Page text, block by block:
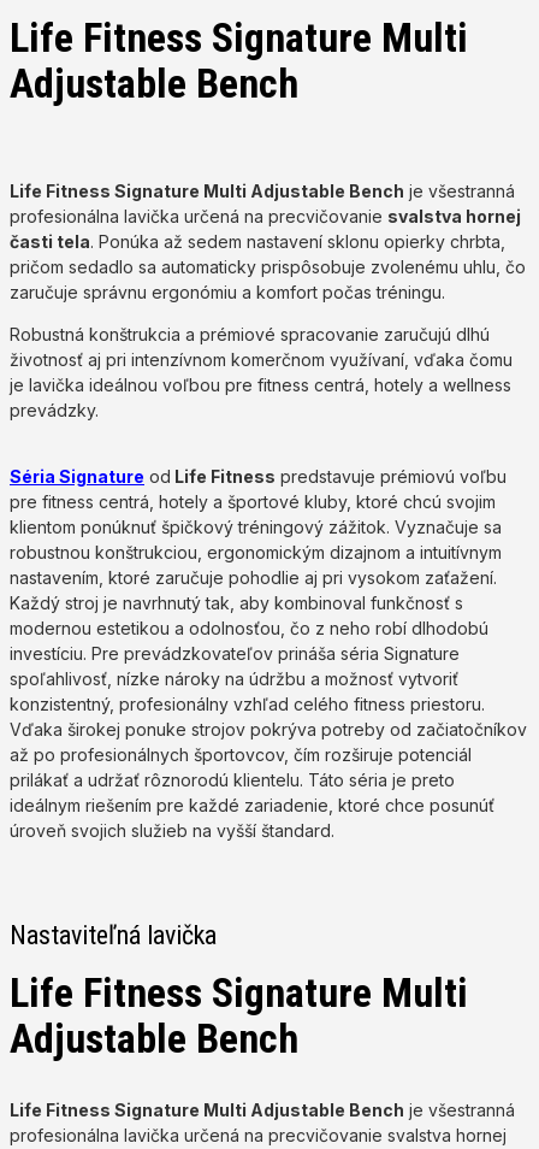
Life Fitness Signature Multi
Adjustable Bench
Life Fitness Signature Multi Adjustable Bench je všestranná
profesionálna lavička určená na precvičovanie svalstva hornej
časti tela. Ponúka až sedem nastavení sklonu opierky chrbta,
pričom sedadlo sa automaticky prispôsobuje zvolenému uhlu, čo
zaručuje správnu ergonómiu a komfort počas tréningu.
Robustná konštrukcia a prémiové spracovanie zaručujú dlhú
životnosť aj pri intenzívnom komerčnom využívaní, vďaka čomu
je lavička ideálnou voľbou pre fitness centrá, hotely a wellness
prevádzky.
Séria Signature od Life Fitness predstavuje prémiovú voľbu
pre fitness centrá, hotely a športové kluby, ktoré chcú svojim
klientom ponúknuť špičkový tréningový zážitok. Vyznačuje sa
robustnou konštrukciou, ergonomickým dizajnom a intuitívnym
nastavením, ktoré zaručuje pohodlie aj pri vysokom zaťažení.
Každý stroj je navrhnutý tak, aby kombinoval funkčnosť s
modernou estetikou a odolnosťou, čo z neho robí dlhodobú
investíciu. Pre prevádzkovateľov prináša séria Signature
spoľahlivosť, nízke nároky na údržbu a možnosť vytvoriť
konzistentný, profesionálny vzhľad celého fitness priestoru.
Vďaka širokej ponuke strojov pokrýva potreby od začiatočníkov
až po profesionálnych športovcov, čím rozširuje potenciál
prilákať a udržať rôznorodú klientelu. Táto séria je preto
ideálnym riešením pre každé zariadenie, ktoré chce posunúť
úroveň svojich služieb na vyšší štandard.
Nastaviteľná lavička
Life Fitness Signature Multi
Adjustable Bench
Life Fitness Signature Multi Adjustable Bench je všestranná
profesionálna lavička určená na precvičovanie svalstva hornej